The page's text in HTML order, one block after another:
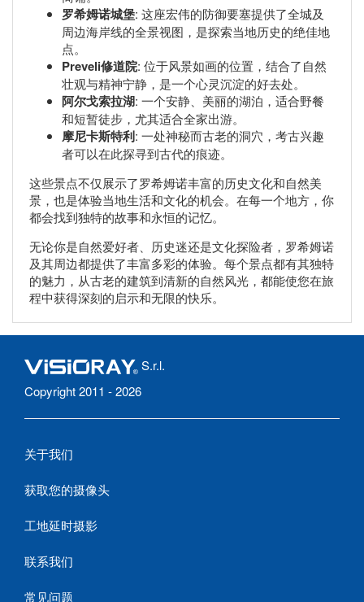
罗希姆诺城堡: 这座宏伟的防御要塞提供了全城及
周边海岸线的全景视图，是探索当地历史的绝佳地
点。
Preveli修道院: 位于风景如画的位置，结合了自然
壮观与精神宁静，是一个心灵沉淀的好去处。
阿尔戈索拉湖: 一个安静、美丽的湖泊，适合野餐
和短暂徒步，尤其适合全家出游。
摩尼卡斯特利: 一处神秘而古老的洞穴，考古兴趣
者可以在此探寻到古代的痕迹。
这些景点不仅展示了罗希姆诺丰富的历史文化和自然美
景，也是体验当地生活和文化的机会。在每一个地方，你
都会找到独特的故事和永恒的记忆。
无论你是自然爱好者、历史迷还是文化探险者，罗希姆诺
及其周边都提供了丰富多彩的体验。每个景点都有其独特
的魅力，从古老的建筑到清新的自然风光，都能使您在旅
程中获得深刻的启示和无限的快乐。
S.r.l.
Copyright 2011 - 2026
关于我们
获取您的摄像头
工地延时摄影
联系我们
常见问题